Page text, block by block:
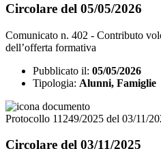
Circolare del 05/05/2026
Comunicato n. 402 - Contributo
dell’offerta formativa
Pubblicato il: 05/05/2026
Tipologia: Alunni, Famiglie
Protocollo 11249/2025 del 03/11/
Circolare del 03/11/2025